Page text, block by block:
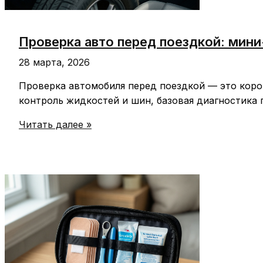
Проверка авто перед поездкой:
28 марта, 2026
Проверка автомобиля перед поездкой — это
контроль жидкостей и шин, базовая диагностика
Проверка
мини-
инструкция
для
новичков
Читать далее »